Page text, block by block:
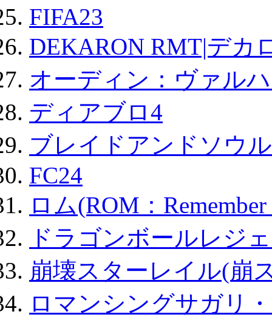
FIFA23
DEKARON RMT|デカ
オーディン：ヴァル
ディアブロ4
ブレイドアンドソウ
FC24
ロム(ROM：
ドラゴンボールレジ
崩壊スターレイル(崩
ロマンシングサガリ